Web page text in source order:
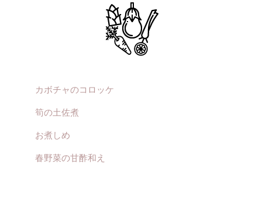
カボチャのコロッケ
筍の土佐煮
お煮しめ
春野菜の甘酢和え